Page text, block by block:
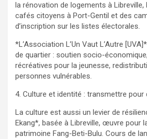
la rénovation de logements à Libreville,
cafés citoyens à Port-Gentil et des
d’inscription sur les listes électorales.
*L’Association L’Un Vaut L’Autre
de quartier : soutien socio-
récréatives pour la jeunesse,
personnes vulnérables.
4. Culture et identité : transmettre pour
La culture est aussi un levier de
Ekang*, basée à Libreville, œuvre pour
patrimoine Fang-Beti-Bulu. Cours de